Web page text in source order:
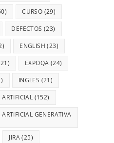
CURSO (29)
DEFECTOS (23)
ENGLISH (23)
EXPOQA (24)
INGLES (21)
(152)
GENERATIVA
JIRA(25)